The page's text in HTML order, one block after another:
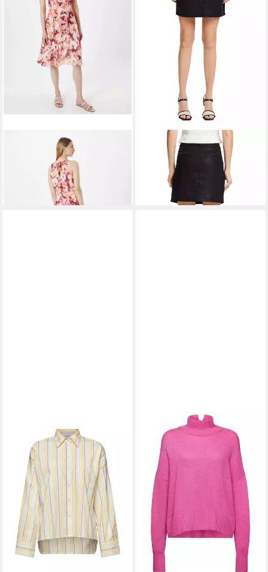
Midikleid (1-tlg) Cut-
UVP119,99 €
ESPRIT
Midirock
66,99 €
79,99 €